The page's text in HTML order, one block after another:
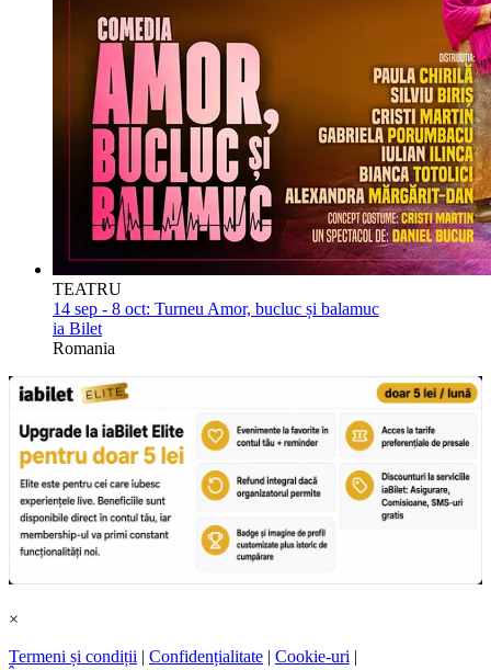
TEATRU
14 sep - 8 oct: Turneu Amor, bucluc și balamuc
ia Bilet
Romania
×
Termeni și condiții | Confidențialitate | Cookie-uri |